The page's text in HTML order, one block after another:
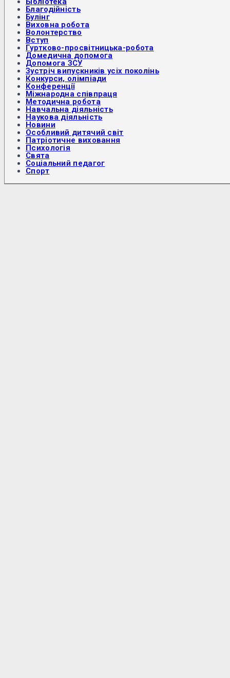
Благодійність
Булінг
Виховна робота
Волонтерство
Вступ
Гуртково-просвітницька-робота
Домедична допомога
Допомога ЗСУ
Зустріч випускників усіх поколінь
Конкурси, олімпіади
Конференції
Міжнародна співпраця
Методична робота
Навчальна діяльність
Наукова діяльність
Новини
Особливий дитячий світ
Патріотичне виховання
Психологія
Свята
Соціальний педагог
Спорт